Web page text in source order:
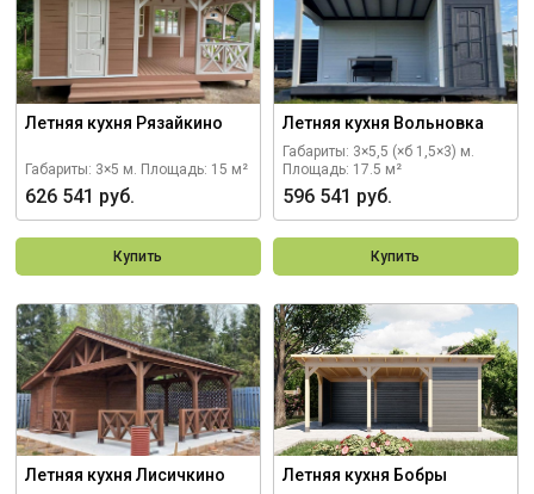
Летняя кухня Рязайкино
Габариты: 3×5 м. Площадь: 15 м²
626 541 руб.
Купить
Летняя кухня Вольновка
Габариты: 3×5,5 (×б 1,5×3) м.
Площадь: 17.5 м²
596 541 руб.
Купить
Летняя кухня Лисичкино Летняя кухня Бобры